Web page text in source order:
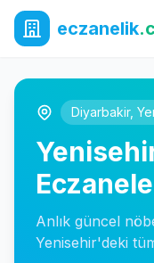
eczanelik
Diyarbakir,
Anlık güncel
Yenisehir'deki